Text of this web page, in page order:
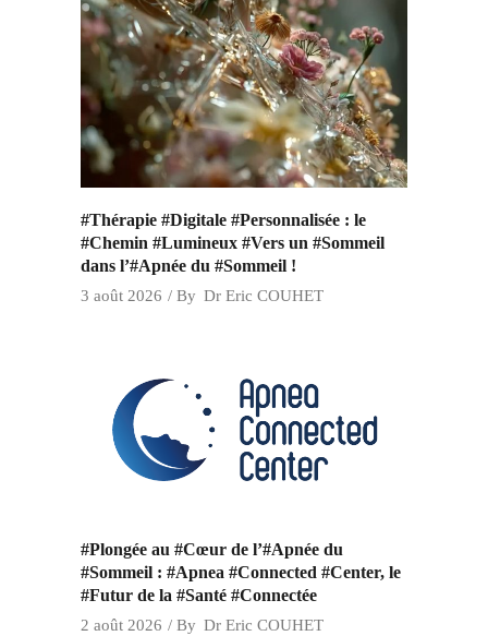
#Thérapie #Digitale #Personnalisée : le
#Chemin #Lumineux #Vers un #Sommeil
dans l’#Apnée du #Sommeil !
3 août 2026 By Dr Eric COUHET
#Plongée au #Cœur de l’#Apnée du
#Sommeil : #Apnea #Connected #Center, le
#Futur de la #Santé #Connectée
2 août 2026 By Dr Eric COUHET